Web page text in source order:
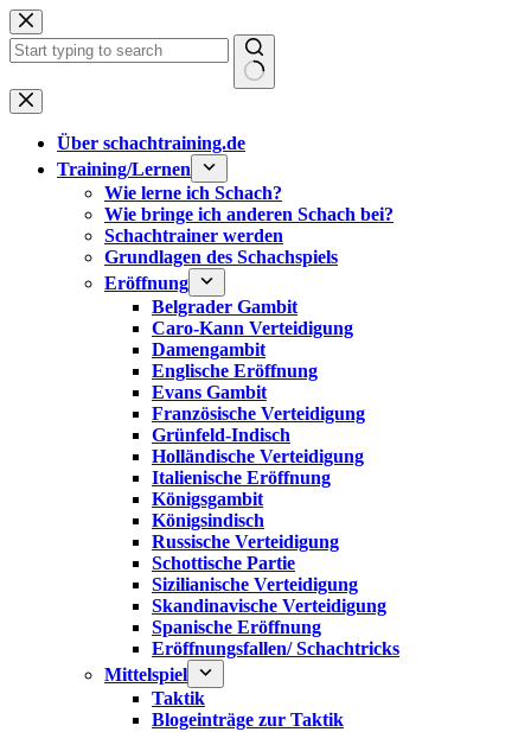
Zum
Inhalt
springen
Keine
Ergebnisse
Über schachtraining.de
Training/Lernen
Wie lerne ich Schach?
Wie bringe ich anderen Schach bei?
Schachtrainer werden
Grundlagen des Schachspiels
Eröffnung
Belgrader Gambit
Caro-Kann Verteidigung
Damengambit
Englische Eröffnung
Evans Gambit
Französische Verteidigung
Grünfeld-Indisch
Holländische Verteidigung
Italienische Eröffnung
Königsgambit
Königsindisch
Russische Verteidigung
Schottische Partie
Sizilianische Verteidigung
Skandinavische Verteidigung
Spanische Eröffnung
Eröffnungsfallen/ Schachtricks
Mittelspiel
Taktik
Blogeinträge zur Taktik